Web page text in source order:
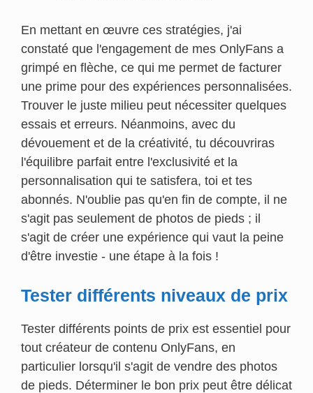
En mettant en œuvre ces stratégies, j'ai
constaté que l'engagement de mes OnlyFans a
grimpé en flèche, ce qui me permet de facturer
une prime pour des expériences personnalisées.
Trouver le juste milieu peut nécessiter quelques
essais et erreurs. Néanmoins, avec du
dévouement et de la créativité, tu découvriras
l'équilibre parfait entre l'exclusivité et la
personnalisation qui te satisfera, toi et tes
abonnés. N'oublie pas qu'en fin de compte, il ne
s'agit pas seulement de photos de pieds ; il
s'agit de créer une expérience qui vaut la peine
d'être investie - une étape à la fois !
Tester différents niveaux de prix
Tester différents points de prix est essentiel pour
tout créateur de contenu OnlyFans, en
particulier lorsqu'il s'agit de vendre des photos
de pieds. Déterminer le bon prix peut être délicat